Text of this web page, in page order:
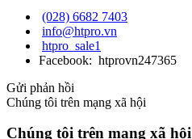
(028) 6682 7403
info@htpro.vn
htpro_sale1
Facebook: htprovn247365
Gửi phản hồi
Chúng tôi trên mạng xã hội
Chúng tôi trên mạng xã hội